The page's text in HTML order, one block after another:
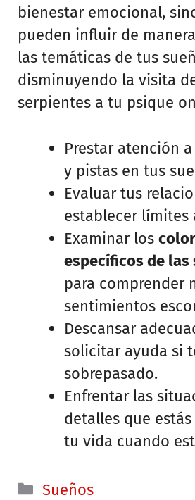
bienestar emocional,
pueden influir de
las temáticas de tus
disminuyendo la visita
serpientes a tu psique
Prestar atención
y pistas en tus
Evaluar tus
establecer límites
Examinar los
específicos de
para comprender
sentimientos
Descansar
solicitar ayuda si
sobrepasado.
Enfrentar las
detalles que
tu vida cuando
Categorías
Sueños